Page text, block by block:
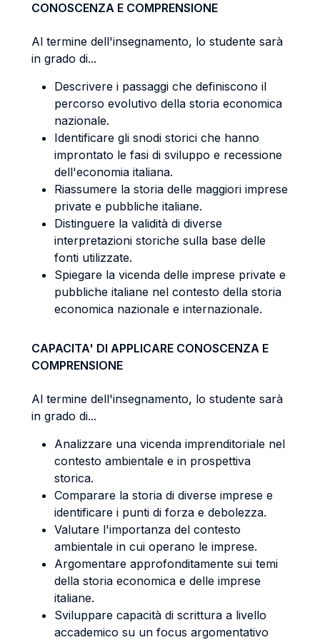
CONOSCENZA E COMPRENSIONE
Al termine dell'insegnamento, lo studente sarà
in grado di...
Descrivere i passaggi che definiscono il
percorso evolutivo della storia economica
nazionale.
Identificare gli snodi storici che hanno
improntato le fasi di sviluppo e recessione
dell'economia italiana.
Riassumere la storia delle maggiori imprese
private e pubbliche italiane.
Distinguere la validità di diverse
interpretazioni storiche sulla base delle
fonti utilizzate.
Spiegare la vicenda delle imprese private e
pubbliche italiane nel contesto della storia
economica nazionale e internazionale.
CAPACITA' DI APPLICARE CONOSCENZA E
COMPRENSIONE
Al termine dell'insegnamento, lo studente sarà
in grado di...
Analizzare una vicenda imprenditoriale nel
contesto ambientale e in prospettiva
storica.
Comparare la storia di diverse imprese e
identificare i punti di forza e debolezza.
Valutare l'importanza del contesto
ambientale in cui operano le imprese.
Argomentare approfonditamente sui temi
della storia economica e delle imprese
italiane.
Sviluppare capacità di scrittura a livello
accademico su un focus argomentativo